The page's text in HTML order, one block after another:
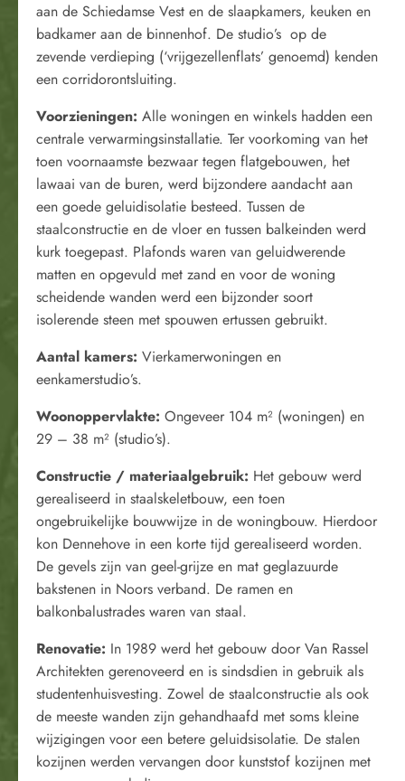
aan de Schiedamse Vest en de slaapkamers, keuken en
badkamer aan de binnenhof. De studio’s op de
zevende verdieping (‘vrijgezellenflats’ genoemd) kenden
een corridorontsluiting.
Voorzieningen: Alle woningen en winkels hadden een
centrale verwarmingsinstallatie. Ter voorkoming van het
toen voornaamste bezwaar tegen flatgebouwen, het
lawaai van de buren, werd bijzondere aandacht aan
een goede geluidisolatie besteed. Tussen de
staalconstructie en de vloer en tussen balkeinden werd
kurk toegepast. Plafonds waren van geluidwerende
matten en opgevuld met zand en voor de woning
scheidende wanden werd een bijzonder soort
isolerende steen met spouwen ertussen gebruikt.
Aantal kamers: Vierkamerwoningen en
eenkamerstudio’s.
Woonoppervlakte: Ongeveer 104 m² (woningen) en
29 – 38 m² (studio’s).
Constructie / materiaalgebruik: Het gebouw werd
gerealiseerd in staalskeletbouw, een toen
ongebruikelijke bouwwijze in de woningbouw. Hierdoor
kon Dennehove in een korte tijd gerealiseerd worden.
De gevels zijn van geel-grijze en mat geglazuurde
bakstenen in Noors verband. De ramen en
balkonbalustrades waren van staal.
Renovatie: In 1989 werd het gebouw door Van Rassel
Architekten gerenoveerd en is sindsdien in gebruik als
studentenhuisvesting. Zowel de staalconstructie als ook
de meeste wanden zijn gehandhaafd met soms kleine
wijzigingen voor een betere geluidsisolatie. De stalen
kozijnen werden vervangen door kunststof kozijnen met